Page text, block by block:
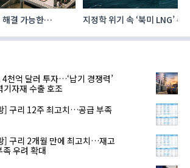
결 가능한
지정학 위기 속 ‘북미 LNG’
천억 달러 투자…‘납기 경쟁력’
기자재 수출 호조
] 구리 12주 최고치…공급 부족
] 구리 2개월 만에 최고치…재고
족 우려 확대